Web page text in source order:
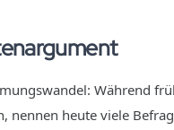
Während
nennen heute viele